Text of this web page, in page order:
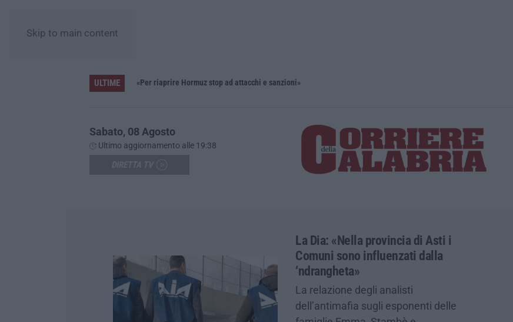
Skip to main content
ULTIME
Pride, la “prima volta” dell’onda arcobaleno a Catanzaro. In migliaia in marcia per i diritti e la libertà – FOTO «Per riaprire Hormuz stop ad attacchi e sanzioni»
Sabato, 08 Agosto
Ultimo aggiornamento alle 19:38
La Dia: «Nella provincia di Asti i
Comuni sono influenzati dalla
‘ndrangheta»
La relazione degli analisti
dell’antimafia sugli esponenti delle